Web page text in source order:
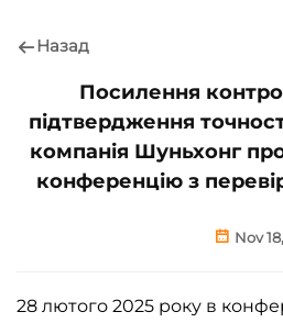
Назад
Посилення
підтвердження
компанія Шуньхонг
конференцію з
Nov
28 лютого 2025 року в